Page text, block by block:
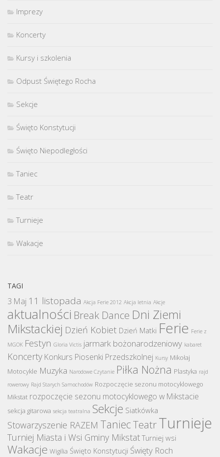
Imprezy
Koncerty
Kursy i szkolenia
Odpust Świętego Rocha
Sekcje
Święto Konstytucji
Święto Niepodległości
Taniec
Teatr
Turnieje
Wakacje
TAGI
3 Maj 11 listopada Akcja Ferie 2012 Akcja letnia Akcje
aktualności Break Dance Dni Ziemi
Mikstackiej Dzień Kobiet Dzień Matki Ferie Ferie z
MGOK Festyn Gloria Victis jarmark bożonarodzeniowy kabaret
Koncerty Konkurs Piosenki Przedszkolnej Kursy Mikołaj
Motocykle Muzyka Narodowe Czytanie Piłka Nożna Plastyka rajd
rowerowy Rajd Starych Samochodów Rozpoczęcie sezonu motocyklowego
Mikstat rozpoczęcie sezonu motocyklowego w Mikstacie
sekcja gitarowa sekcja teatralna Sekcje Siatkówka
Stowarzyszenie RAZEM TaniecTeatrTurnieje
Turniej Miasta i Wsi Gminy Mikstat Turniej wsi
Wakacje Wigilia Święto Konstytucji Święty Roch